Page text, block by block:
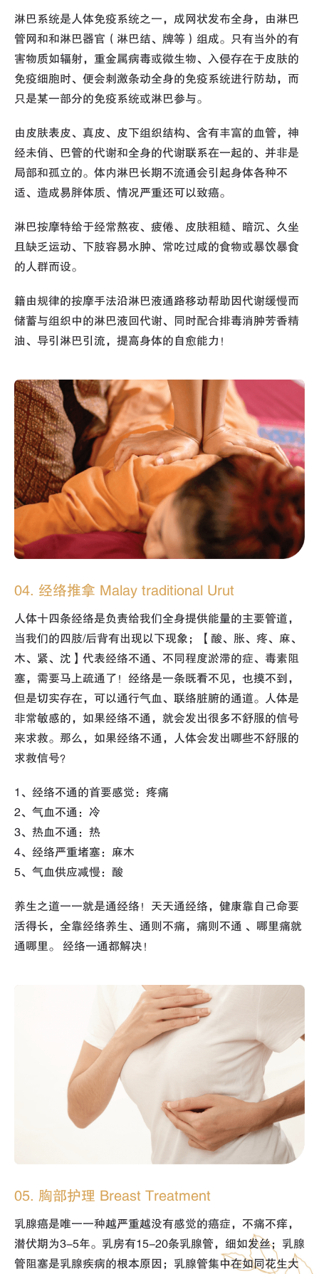
淋巴系统是人体免疫系统之一，成网状发布全身，由淋巴
管网和和淋巴器官（淋巴结、牌等）组成。只有当外的有
害物质如辐射，重金属病毒或微生物、入侵存在于皮肤的
免疫细胞时、便会刺激条动全身的免疫系统进行防劫，而
只是某一部分的免疫系统或淋巴参与。
由皮肤表皮、真皮、皮下组织结构、含有丰富的血管，神
经未俏、巴管的代谢和全身的代谢联系在一起的、并非是
局部和孤立的。体内淋巴长期不流通会引起身体各种不
适、造成易胖体质、情况严重还可以致癌。
淋巴按摩特给于经常熬夜、疲倦、皮肤粗糙、暗沉、久坐
且缺乏运动、下肢容易水肿、常吃过咸的食物或暴饮暴食
的人群而设。
籍由规律的按摩手法沿淋巴液通路移动帮助因代谢缓慢而
储蓄与组织中的淋巴液回代谢、同时配合排毒消肿芳香精
油、导引淋巴引流，提高身体的自愈能力！
04. 经络推拿 Malay traditional Urut
人体十四条经络是负责给我们全身提供能量的主要管道，
当我们的四肢/后背有出现以下现象；【酸、胀、疼、麻、
木、紧、沈】代表经络不通、不同程度淤滞的症、毒素阻
塞，需要马上疏通了！经络是一条既看不见，也摸不到，
但是切实存在，可以通行气血、联络脏腑的通道。人体是
非常敏感的，如果经络不通，就会发出很多不舒服的信号
来求救。那么，如果经络不通，人体会发出哪些不舒服的
求救信号？
1、经络不通的首要感觉：疼痛
2、气血不通：冷
3、热血不通：热
4、经络严重堵塞：麻木
5、气血供应减慢：酸
养生之道一一就是通经络！天天通经络，健康靠自己命要
活得长，全靠经络养生、通则不痛，痛则不通 、哪里痛就
通哪里。 经络一通都解决！
05. 胸部护理 Breast Treatment
乳腺癌是唯一一种越严重越没有感觉的癌症，不痛不痒，
潜伏期为3-5年。乳房有15-20条乳腺管，细如发丝；乳腺
管阻塞是乳腺疾病的根本原因；乳腺管集中在如同花生大